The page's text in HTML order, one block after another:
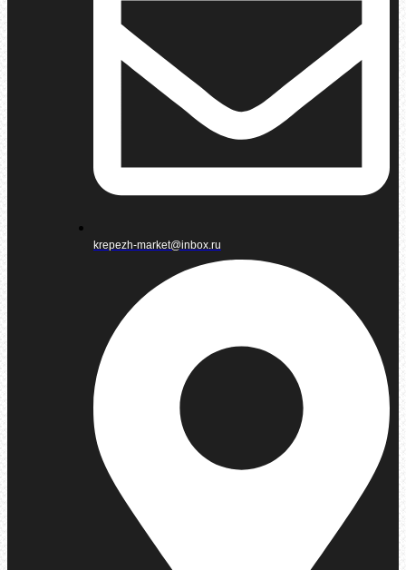
krepezh-market@inbox.ru